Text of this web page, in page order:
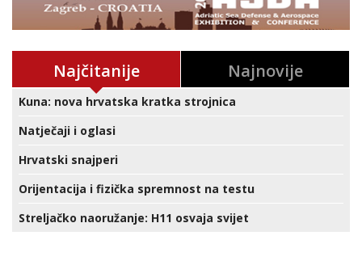
Najčitanije Najnovije
Kuna: nova hrvatska kratka strojnica
Natječaji i oglasi
Hrvatski snajperi
Orijentacija i fizička spremnost na testu
Streljačko naoružanje: H11 osvaja svijet